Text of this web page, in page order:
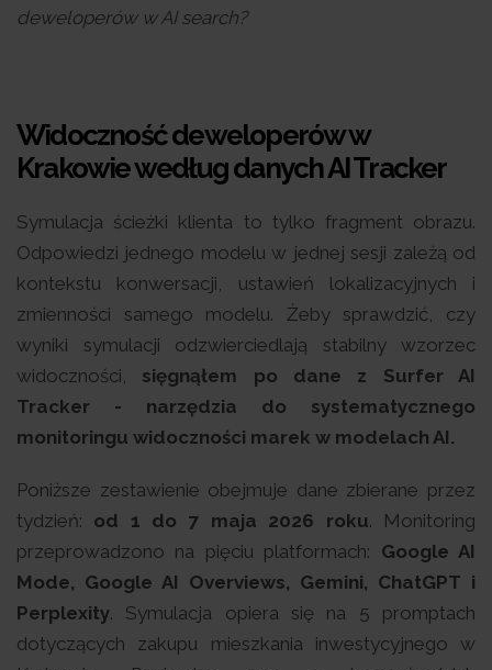
deweloperów w AI search?
Widoczność deweloperów w
Krakowie według danych AI Tracker
Symulacja ścieżki klienta to tylko fragment obrazu.
Odpowiedzi jednego modelu w jednej sesji zależą od
kontekstu konwersacji, ustawień lokalizacyjnych i
zmienności samego modelu. Żeby sprawdzić, czy
wyniki symulacji odzwierciedlają stabilny wzorzec
widoczności,
sięgnąłem po dane z Surfer AI
Tracker - narzędzia do systematycznego
monitoringu widoczności marek w modelach AI.
Poniższe zestawienie obejmuje dane zbierane przez
tydzień: od 1 do 7 maja 2026 roku. Monitoring
przeprowadzono na pięciu platformach: Google AI
Mode, Google AI Overviews, Gemini, ChatGPT i
Perplexity. Symulacja opiera się na 5 promptach
dotyczących zakupu mieszkania inwestycyjnego w